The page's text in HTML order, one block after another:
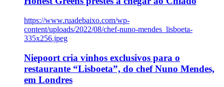
https://www.ruadebaixo.com/wp-
content/uploads/2022/08/chef-nuno-mendes_lisboeta-
335x256.jpeg
Niepoort cria vinhos exclusivos para o
restaurante “Lisboeta”, do chef Nuno Mendes,
em Londres